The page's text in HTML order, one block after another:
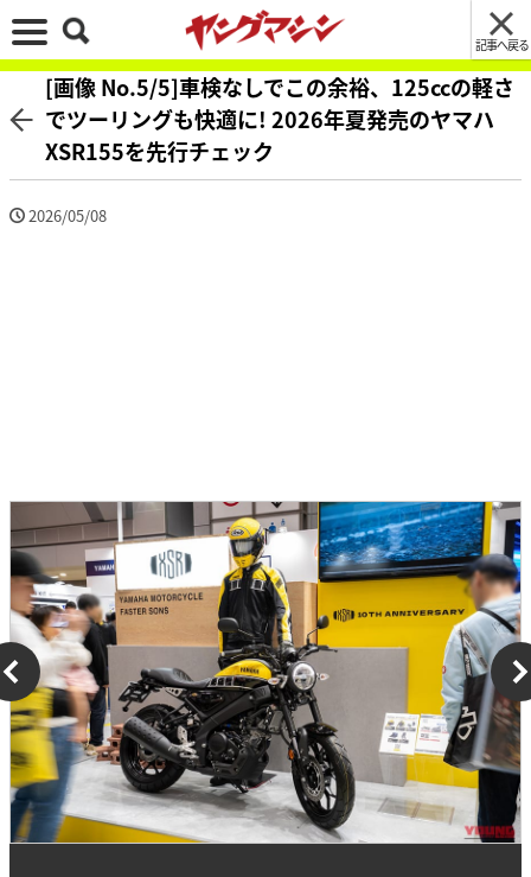
記事へ戻る
[画像 No.5/5]車検なしでこの余裕、125ccの軽さ
でツーリングも快適に! 2026年夏発売のヤマハ
XSR155を先行チェック
2026/05/08